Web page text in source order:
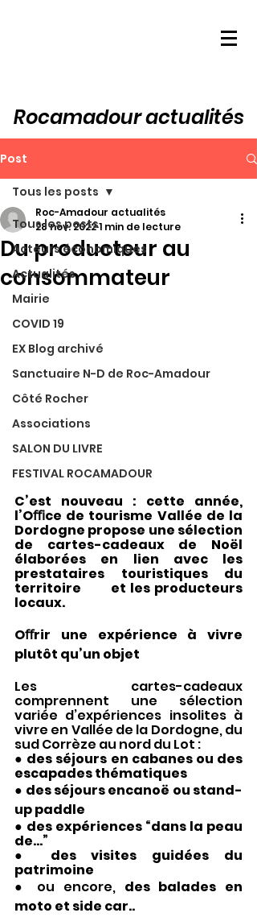
Rocamadour actualités
Post
Tous les posts
Acteurs économiques
Actualités
Mairie
COVID 19
EX Blog archivé
Sanctuaire N-D de Roc-Amadour
Côté Rocher
Associations
SALON DU LIVRE
FESTIVAL ROCAMADOUR
Tous les posts
Du producteur au
consommateur
Roc-Amadour actualités
28 nov. 20221 min de lecture
C’est nouveau : cette année,
l’Oﬃce de tourisme Vallée de la
Dordogne propose une sélection
de cartes-cadeaux de Noël
élaborées en lien avec les
prestataires touristiques du
territoire et les producteurs
locaux.
Oﬀrir une expérience à vivre
plutôt qu’un objet
Les cartes-cadeaux
comprennent une sélection
variée d’expériences insolites à
vivre en Vallée de la Dordogne, du
sud Corrèze au nord du Lot :
● des séjours en cabanes ou des
escapades thématiques
● des séjours encanoë ou stand-
up paddle
● des expériences “dans la peau
de…”
● des visites guidées du
patrimoine
● ou encore, des balades en
moto et side car..